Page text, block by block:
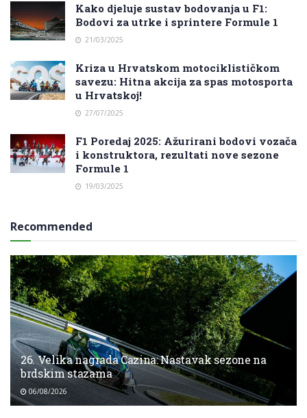
Kako djeluje sustav bodovanja u F1:
Bodovi za utrke i sprintere Formule 1
21/03/2025
Kriza u Hrvatskom motociklističkom
savezu: Hitna akcija za spas motosporta
u Hrvatskoj!
27/07/2025
F1 Poredaj 2025: Ažurirani bodovi vozača
i konstruktora, rezultati nove sezone
Formule 1
19/03/2025
Recommended
26. Velika nagrada Cazina: Nastavak sezone na
brdskim stazama
06/08/2026